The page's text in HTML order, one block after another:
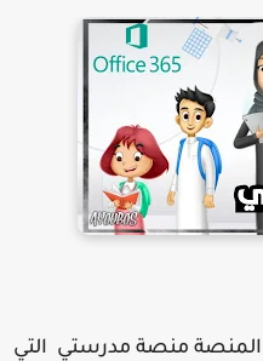
منصة مدرستي التي